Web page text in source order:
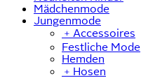
Mädchenmode
Jungenmode
﹢ Accessoires
Festliche Mode
Hemden
﹢ Hosen